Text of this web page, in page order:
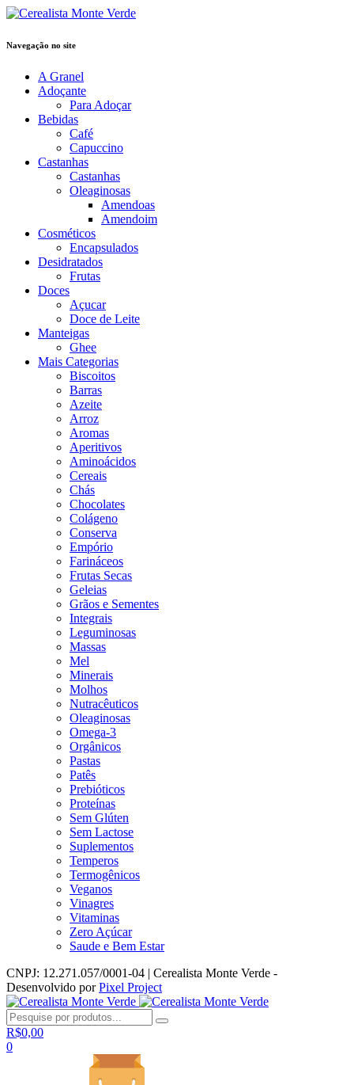
Navegação no site
A Granel
Adoçante
Para Adoçar
Bebidas
Café
Capuccino
Castanhas
Castanhas
Oleaginosas
Amendoas
Amendoim
Cosméticos
Encapsulados
Desidratados
Frutas
Doces
Açucar
Doce de Leite
Manteigas
Ghee
Mais Categorias
Biscoitos
Barras
Azeite
Arroz
Aromas
Aperitivos
Aminoácidos
Cereais
Chás
Chocolates
Colágeno
Conserva
Empório
Farináceos
Frutas Secas
Geleias
Grãos e Sementes
Integrais
Leguminosas
Massas
Mel
Minerais
Molhos
Nutracêuticos
Oleaginosas
Omega-3
Orgânicos
Pastas
Patês
Prebióticos
Proteínas
Sem Glúten
Sem Lactose
Suplementos
Temperos
Termogênicos
Veganos
Vinagres
Vitaminas
Zero Açúcar
Saude e Bem Estar
CNPJ: 12.271.057/0001-04 | Cerealista Monte Verde -
Desenvolvido porPixel Project
R$0,00
0